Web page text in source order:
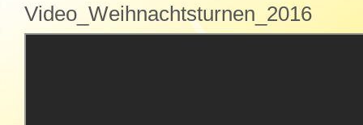
Video_Weihnachtsturnen_2016